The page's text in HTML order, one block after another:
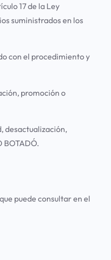
17 de la Ley
suministrados en los
con el procedimiento y
promoción o
desactualización,
BOTADÓ.
puede consultar en el